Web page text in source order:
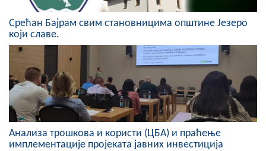
ЦИВИЛНА ЗАШТИТА
Срећан Бајрам свим становницима општине Језеро
који славе.
Анализа трошкова и користи (ЦБА) и праћење
имплементације пројеката јавних инвестиција